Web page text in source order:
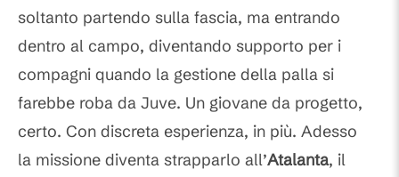
soltanto partendo sulla fascia, ma entrando
dentro al campo, diventando supporto per i
compagni quando la gestione della palla si
farebbe roba da Juve. Un giovane da progetto,
certo. Con discreta esperienza, in più. Adesso
la missione diventa strapparlo all’Atalanta, il